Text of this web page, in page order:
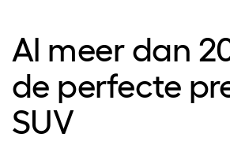
Al meer dan
de perfecte
SUV